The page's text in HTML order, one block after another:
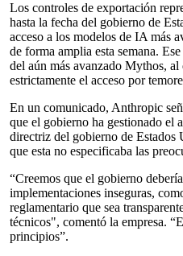
Los controles de exportación
hasta la fecha del gobierno de
acceso a los modelos de IA más
de forma amplia esta semana.
del aún más avanzado Mythos,
estrictamente el acceso por
En un comunicado, Anthropic
que el gobierno ha gestionado el
directriz del gobierno de Estados
que esta no especificaba las
“Creemos que el gobierno
implementaciones inseguras,
reglamentario que sea
técnicos", comentó la empresa.
principios”.